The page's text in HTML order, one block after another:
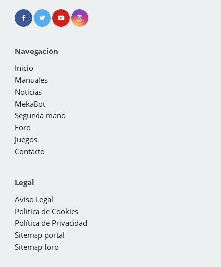
Navegación
Inicio
Manuales
Noticias
MekaBot
Segunda mano
Foro
Juegos
Contacto
Legal
Aviso Legal
Política de Cookies
Política de Privacidad
Sitemap portal
Sitemap foro